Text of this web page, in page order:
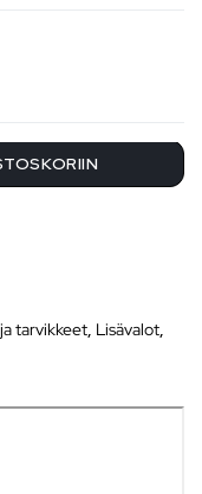
tarvikkeet, Lisävalot,